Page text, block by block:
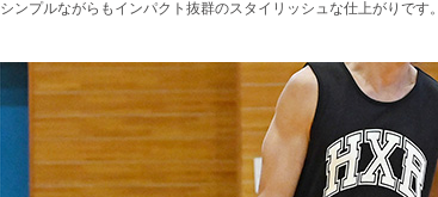
シンプルながらもインパクト抜群のスタイリッシュな仕上がりです。